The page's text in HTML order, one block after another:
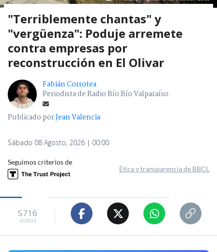
"Terriblemente chantas" y
"vergüenza": Poduje arremete
contra empresas por
reconstrucción en El Olivar
Fabián Corrotea
Periodista de Radio Bío Bío Valparaíso
Publicado porJean Valencia
Sábado 08 Agosto, 2026 | 00:00
Seguimos criterios de
Ética y transparencia de BBCL
5716
visitas